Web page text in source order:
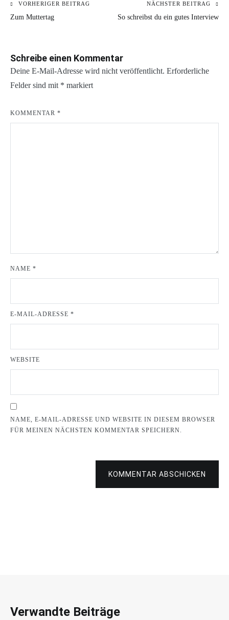
Beitragsnavigation
VORHERIGER BEITRAG
Zum Muttertag
NÄCHSTER BEITRAG
So schreibst du ein gutes Interview
Schreibe einen Kommentar
Deine E-Mail-Adresse wird nicht veröffentlicht. Erforderliche
Felder sind mit * markiert
KOMMENTAR *
NAME *
E-MAIL-ADRESSE *
WEBSITE
NAME, E-MAIL-ADRESSE UND WEBSITE IN DIESEM BROWSER
FÜR MEINEN NÄCHSTEN KOMMENTAR SPEICHERN.
KOMMENTAR ABSCHICKEN
Verwandte Beiträge